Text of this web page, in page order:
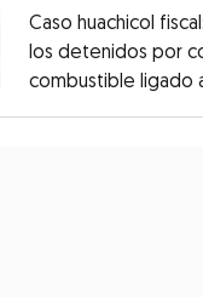
Caso huachicol
los detenidos por
combustible ligado a